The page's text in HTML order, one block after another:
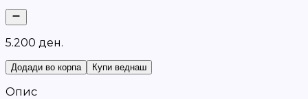
5.200 ден.
Додади во корпа Купи веднаш
Опис